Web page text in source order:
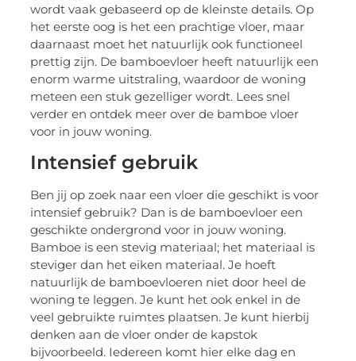
wordt vaak gebaseerd op de kleinste details. Op
het eerste oog is het een prachtige vloer, maar
daarnaast moet het natuurlijk ook functioneel
prettig zijn. De bamboevloer heeft natuurlijk een
enorm warme uitstraling, waardoor de woning
meteen een stuk gezelliger wordt. Lees snel
verder en ontdek meer over de bamboe vloer
voor in jouw woning.
Intensief gebruik
Ben jij op zoek naar een vloer die geschikt is voor
intensief gebruik? Dan is de bamboevloer een
geschikte ondergrond voor in jouw woning.
Bamboe is een stevig materiaal; het materiaal is
steviger dan het eiken materiaal. Je hoeft
natuurlijk de bamboevloeren niet door heel de
woning te leggen. Je kunt het ook enkel in de
veel gebruikte ruimtes plaatsen. Je kunt hierbij
denken aan de vloer onder de kapstok
bijvoorbeeld. Iedereen komt hier elke dag en